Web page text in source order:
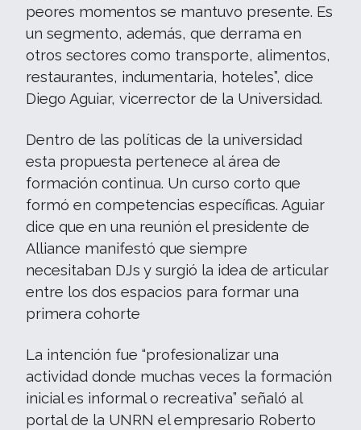
peores momentos se mantuvo presente. Es
un segmento, además, que derrama en
otros sectores como transporte, alimentos,
restaurantes, indumentaria, hoteles”, dice
Diego Aguiar, vicerrector de la Universidad.
Dentro de las políticas de la universidad
esta propuesta pertenece al área de
formación continua. Un curso corto que
formó en competencias específicas. Aguiar
dice que en una reunión el presidente de
Alliance manifestó que siempre
necesitaban DJs y surgió la idea de articular
entre los dos espacios para formar una
primera cohorte
La intención fue “profesionalizar una
actividad donde muchas veces la formación
inicial es informal o recreativa” señaló al
portal de la UNRN el empresario Roberto